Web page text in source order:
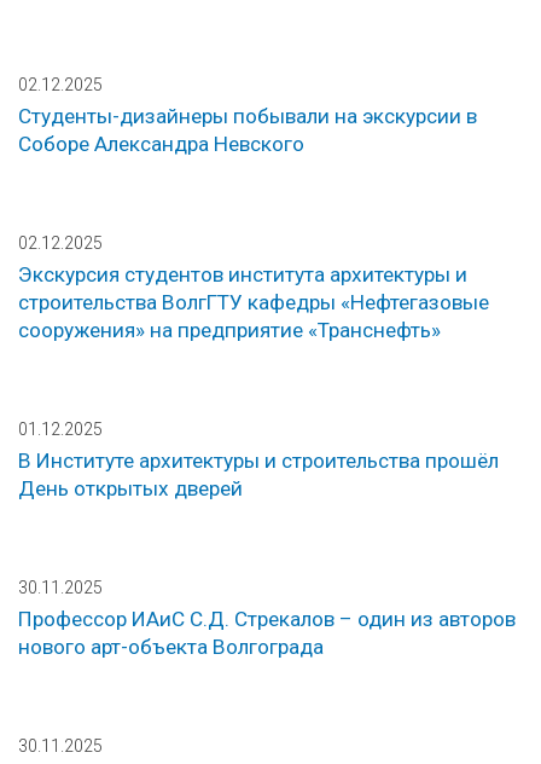
02.12.2025
Студенты-дизайнеры побывали на экскурсии в
Соборе Александра Невского
02.12.2025
Экскурсия студентов института архитектуры и
строительства ВолгГТУ кафедры «Нефтегазовые
сооружения» на предприятие «Транснефть»
01.12.2025
В Институте архитектуры и строительства прошёл
День открытых дверей
30.11.2025
Профессор ИАиС С.Д. Стрекалов – один из авторов
нового арт-объекта Волгограда
30.11.2025